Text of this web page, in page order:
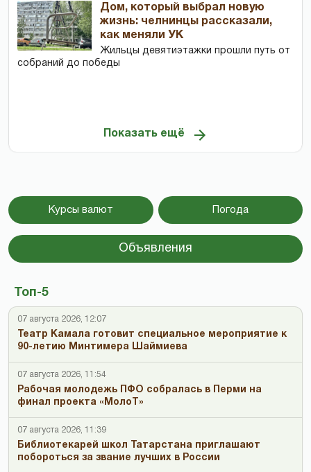
Дом, который выбрал новую
жизнь: челнинцы рассказали,
как меняли УК
Жильцы девятиэтажки прошли путь от
собраний до победы
Показать ещё
Курсы валют Погода
Объявления
Топ-5
07 августа 2026, 12:07
Театр Камала готовит специальное мероприятие к
90-летию Минтимера Шаймиева
07 августа 2026, 11:54
Рабочая молодежь ПФО собралась в Перми на
финал проекта «МолоТ»
07 августа 2026, 11:39
Библиотекарей школ Татарстана приглашают
побороться за звание лучших в России